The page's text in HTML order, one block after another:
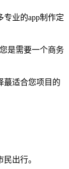
业的app制作定
是需要一个商务
蕞适合您项目的
出行。